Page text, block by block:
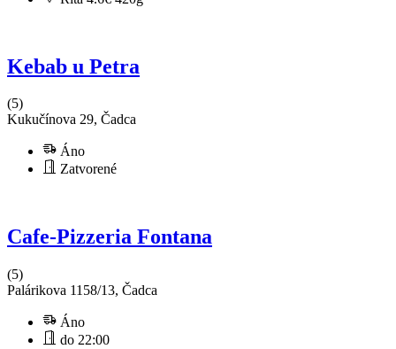
Kebab u Petra
(5)
Kukučínova 29, Čadca
Áno
Zatvorené
Cafe-Pizzeria Fontana
(5)
Palárikova 1158/13, Čadca
Áno
do 22:00